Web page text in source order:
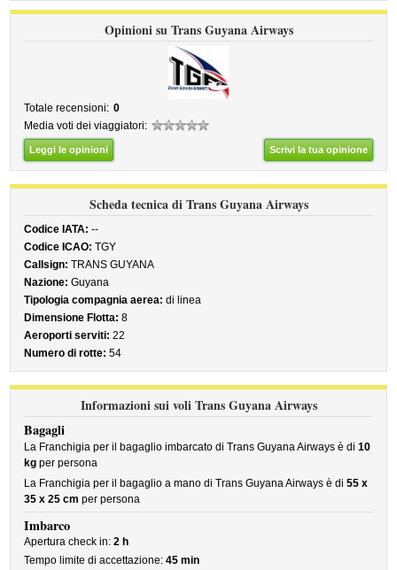
Opinioni su Trans Guyana Airways
Totale recensioni: 0
Media voti dei viaggiatori:
Leggi le opinioni Scrivi la tua opinione
Scheda tecnica di Trans Guyana Airways
Codice IATA: --
Codice ICAO: TGY
Callsign: TRANS GUYANA
Nazione: Guyana
Tipologia compagnia aerea: di linea
Dimensione Flotta: 8
Aeroporti serviti: 22
Numero di rotte: 54
Informazioni sui voli Trans Guyana Airways
Bagagli
La Franchigia per il bagaglio imbarcato di Trans Guyana Airways è di10
kg per persona
La Franchigia per il bagaglio a mano di Trans Guyana Airways è di55 x
35 x 25 cm per persona
Imbarco
Apertura check in:2 h
Tempo limite di accettazione:45 min